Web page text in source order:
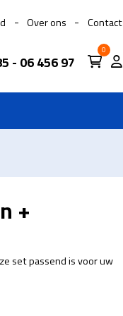
Over ons Contact
- 06 456 97
0
+
set passend is voor uw